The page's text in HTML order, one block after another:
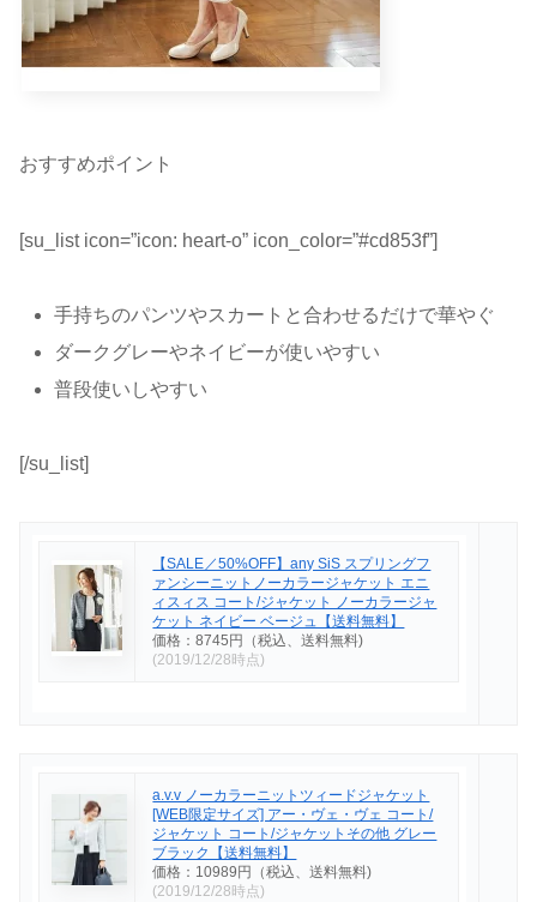
おすすめポイント
[su_list icon=”icon: heart-o” icon_color=”#cd853f”]
手持ちのパンツやスカートと合わせるだけで華やぐ
ダークグレーやネイビーが使いやすい
普段使いしやすい
[/su_list]
【SALE／50%OFF】any SiS スプリングフ
ァンシーニットノーカラージャケット エニ
ィスィス コート/ジャケット ノーカラージャ
ケット ネイビー ベージュ【送料無料】
価格：8745円（税込、送料無料)
(2019/12/28時点)
a.v.v ノーカラーニットツィードジャケット
[WEB限定サイズ] アー・ヴェ・ヴェ コート/
ジャケット コート/ジャケットその他 グレー
ブラック【送料無料】
価格：10989円（税込、送料無料)
(2019/12/28時点)